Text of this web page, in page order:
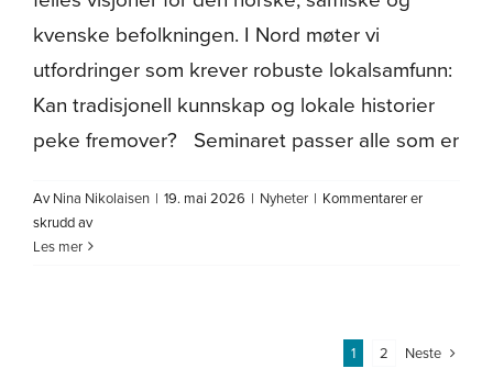
kvenske befolkningen. I Nord møter vi
utfordringer som krever robuste lokalsamfunn:
Kan tradisjonell kunnskap og lokale historier
peke fremover? Seminaret passer alle som er
AvNina Nikolaisen | 19. mai 2026 | Nyheter | Kommentarer er
skrudd avfor
Seminar:
Les mer
1 2 Neste